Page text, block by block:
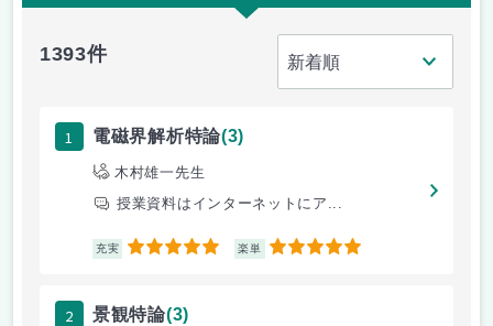
1393件
1 電磁界解析特論(3)
木村雄一先生
授業資料はインターネットにア...
充実 5 楽単 5
2 景観特論(3)